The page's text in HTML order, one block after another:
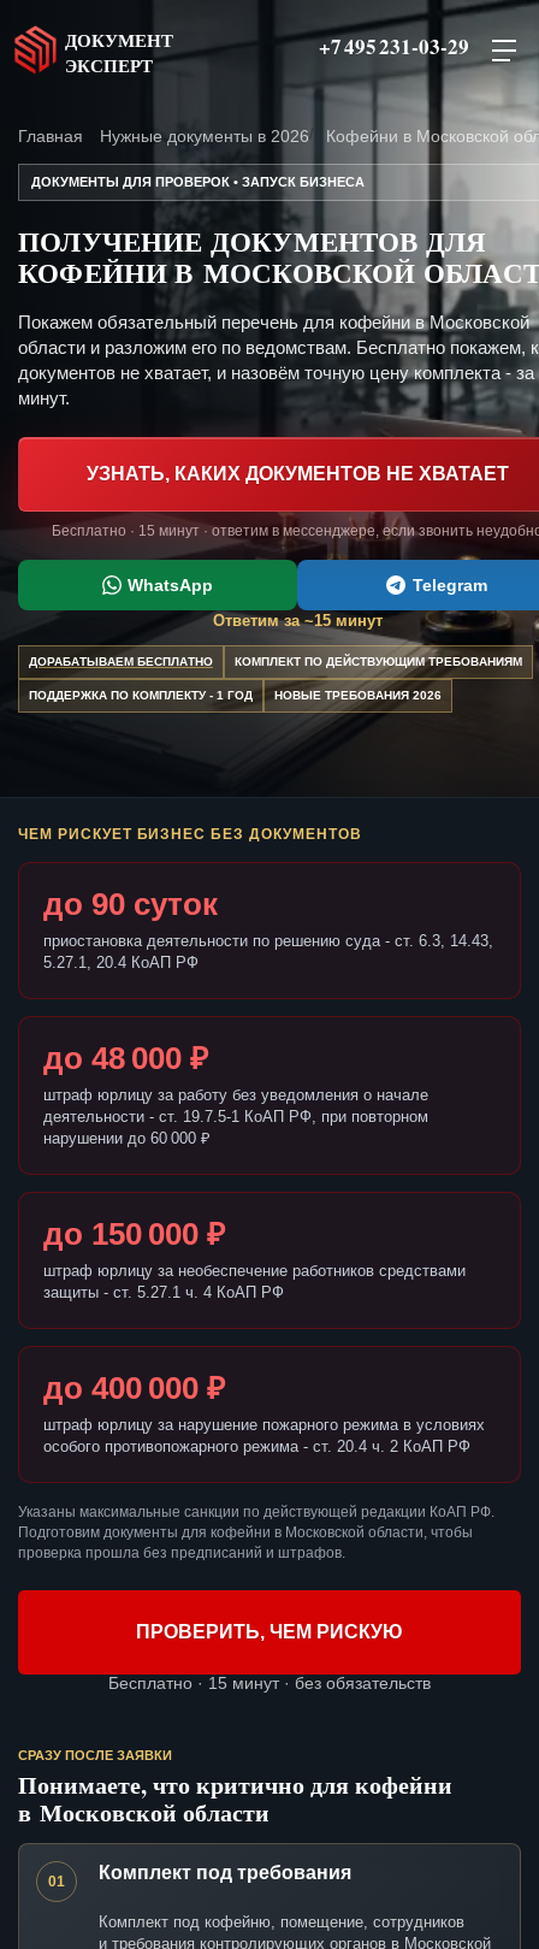
ДОКУМЕНТ
ЭКСПЕРТ
+7 495 231-03-29
Главная Нужные документы в 2026 Кофейни в Московской
ДОКУМЕНТЫ ДЛЯ ПРОВЕРОК • ЗАПУСК БИЗНЕСА
ПОЛУЧЕНИЕ ДОКУМЕНТОВ ДЛЯ
КОФЕЙНИ В МОСКОВСКОЙ
Покажем обязательный перечень для кофейни в Московской
области и разложим его по ведомствам. Бесплатно покажем,
документов не хватает, и назовём точную цену комплекта - за
минут.
УЗНАТЬ, КАКИХ ДОКУМЕНТОВ НЕ ХВАТАЕТ
Бесплатно · 15 минут · ответим в мессенджере, если звонить
WhatsApp Telegram
Ответим за ~15 минут
ДОРАБАТЫВАЕМ БЕСПЛАТНО КОМПЛЕКТ ПО ДЕЙСТВУЮЩИМ ТРЕБОВАНИЯМ
ПОДДЕРЖКА ПО КОМПЛЕКТУ - 1 ГОД НОВЫЕ ТРЕБОВАНИЯ 2026
ЧЕМ РИСКУЕТ БИЗНЕС БЕЗ ДОКУМЕНТОВ
до 90 суток
приостановка деятельности по решению суда - ст. 6.3, 14.43,
5.27.1, 20.4 КоАП РФ
до 48 000 ₽
штраф юрлицу за работу без уведомления о начале
деятельности - ст. 19.7.5-1 КоАП РФ, при повторном
нарушении до 60 000 ₽
до 150 000 ₽
штраф юрлицу за необеспечение работников средствами
защиты - ст. 5.27.1 ч. 4 КоАП РФ
до 400 000 ₽
штраф юрлицу за нарушение пожарного режима в условиях
особого противопожарного режима - ст. 20.4 ч. 2 КоАП РФ
Указаны максимальные санкции по действующей редакции КоАП РФ.
Подготовим документы для кофейни в Московской области, чтобы
проверка прошла без предписаний и штрафов.
ПРОВЕРИТЬ, ЧЕМ РИСКУЮ
Бесплатно · 15 минут · без обязательств
СРАЗУ ПОСЛЕ ЗАЯВКИ
Понимаете, что критично для кофейни
в Московской области
01 Комплект под требования
Комплект под кофейню, помещение, сотрудников
и требования контролирующих органов в Московской